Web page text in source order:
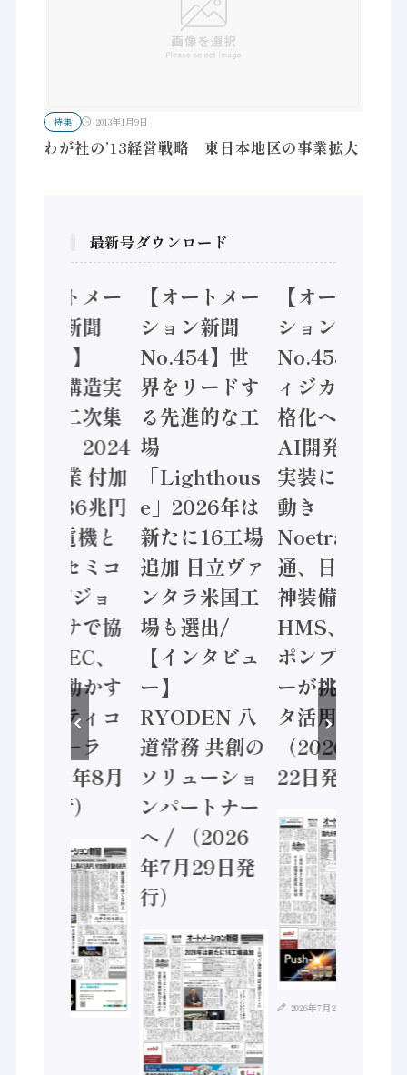
特集 2013年1月9日
わが社の’13経営戦略 東日本地区の事業拡大
最新号ダウンロード
【オートメー
ション新聞
No.455】
「経済構造実
態調査二次集
計結果」2024
年製造業 付加
価値額86兆円
/ 三菱電機と
ソニーセミコ
ン AIビジョ
ンセンサで協
業 / IDEC、
安全に動かす
セーフティコ
ントローラ
（2026年8月
5日発行）
【オートメー
ション新聞
No.454】世
界をリードす
る先進的な工
場
「Lighthous
e」2026年は
新たに16工場
追加 日立ヴァ
ンタラ米国工
場も選出/
【インタビュ
ー】
RYODEN 八
道常務 共創の
ソリューショ
ンパートナー
へ / （2026
年7月29日発
行）
【オートメー
ション新聞
No.453】フ
ィジカルAI本
格化へ 国産
AI開発や社会
実装に活発な
動き
Noetra、富士
通、日立 / 兵
神装備 ×
HMS、老舗
ポンプメーカ
ーが挑むデー
タ活用 など
（2026年7月
22日発行）
2026年7月21日